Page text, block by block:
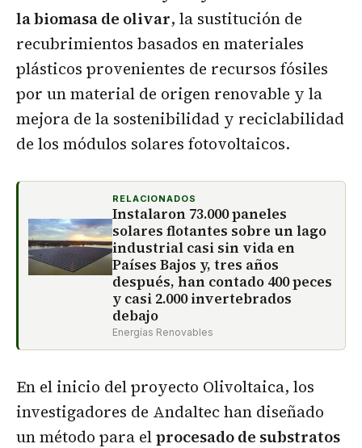
la biomasa de olivar, la sustitución de
recubrimientos basados en materiales
plásticos provenientes de recursos fósiles
por un material de origen renovable y la
mejora de la sostenibilidad y reciclabilidad
de los módulos solares fotovoltaicos.
RELACIONADOS
Instalaron 73.000 paneles
solares flotantes sobre un lago
industrial casi sin vida en
Países Bajos y, tres años
después, han contado 400 peces
y casi 2.000 invertebrados
debajo
Energías Renovables
En el inicio del proyecto Olivoltaica, los
investigadores de Andaltec han diseñado
un método para elprocesado de substratos